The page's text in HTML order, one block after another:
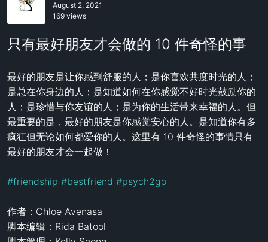
August 2, 2021
169 views
只有最好朋友才会做的 10 件奇怪的事
最好的朋友是让你感到舒服的人；是你喜欢共度时光的人；
是总在你身边的人；是知道如何在你感觉不好时光鼓励你的
人；是珍惜与你友谊的人；是为你的生活带来幸福的人。但
最重要的是，最好的朋友是你感觉安心的人。是知道你有多
疯狂但无论如何都爱你的人。这里有 10 件奇怪的事情只有
最好的朋友才会一起做！
#friendship #bestfriend #psych2go
作者：Chloe Avenasa
脚本编辑：Rida Batool